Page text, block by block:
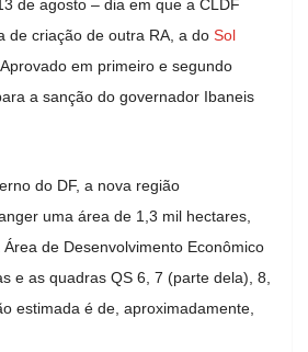
de agosto – dia em que a CLDF
de criação de outra RA, a do Sol
. Aprovado em primeiro e segundo
a sanção do governador Ibaneis
do DF, a nova região
uma área de 1,3 mil hectares,
de Desenvolvimento Econômico
e as quadras QS 6, 7 (parte dela), 8,
estimada é de, aproximadamente,